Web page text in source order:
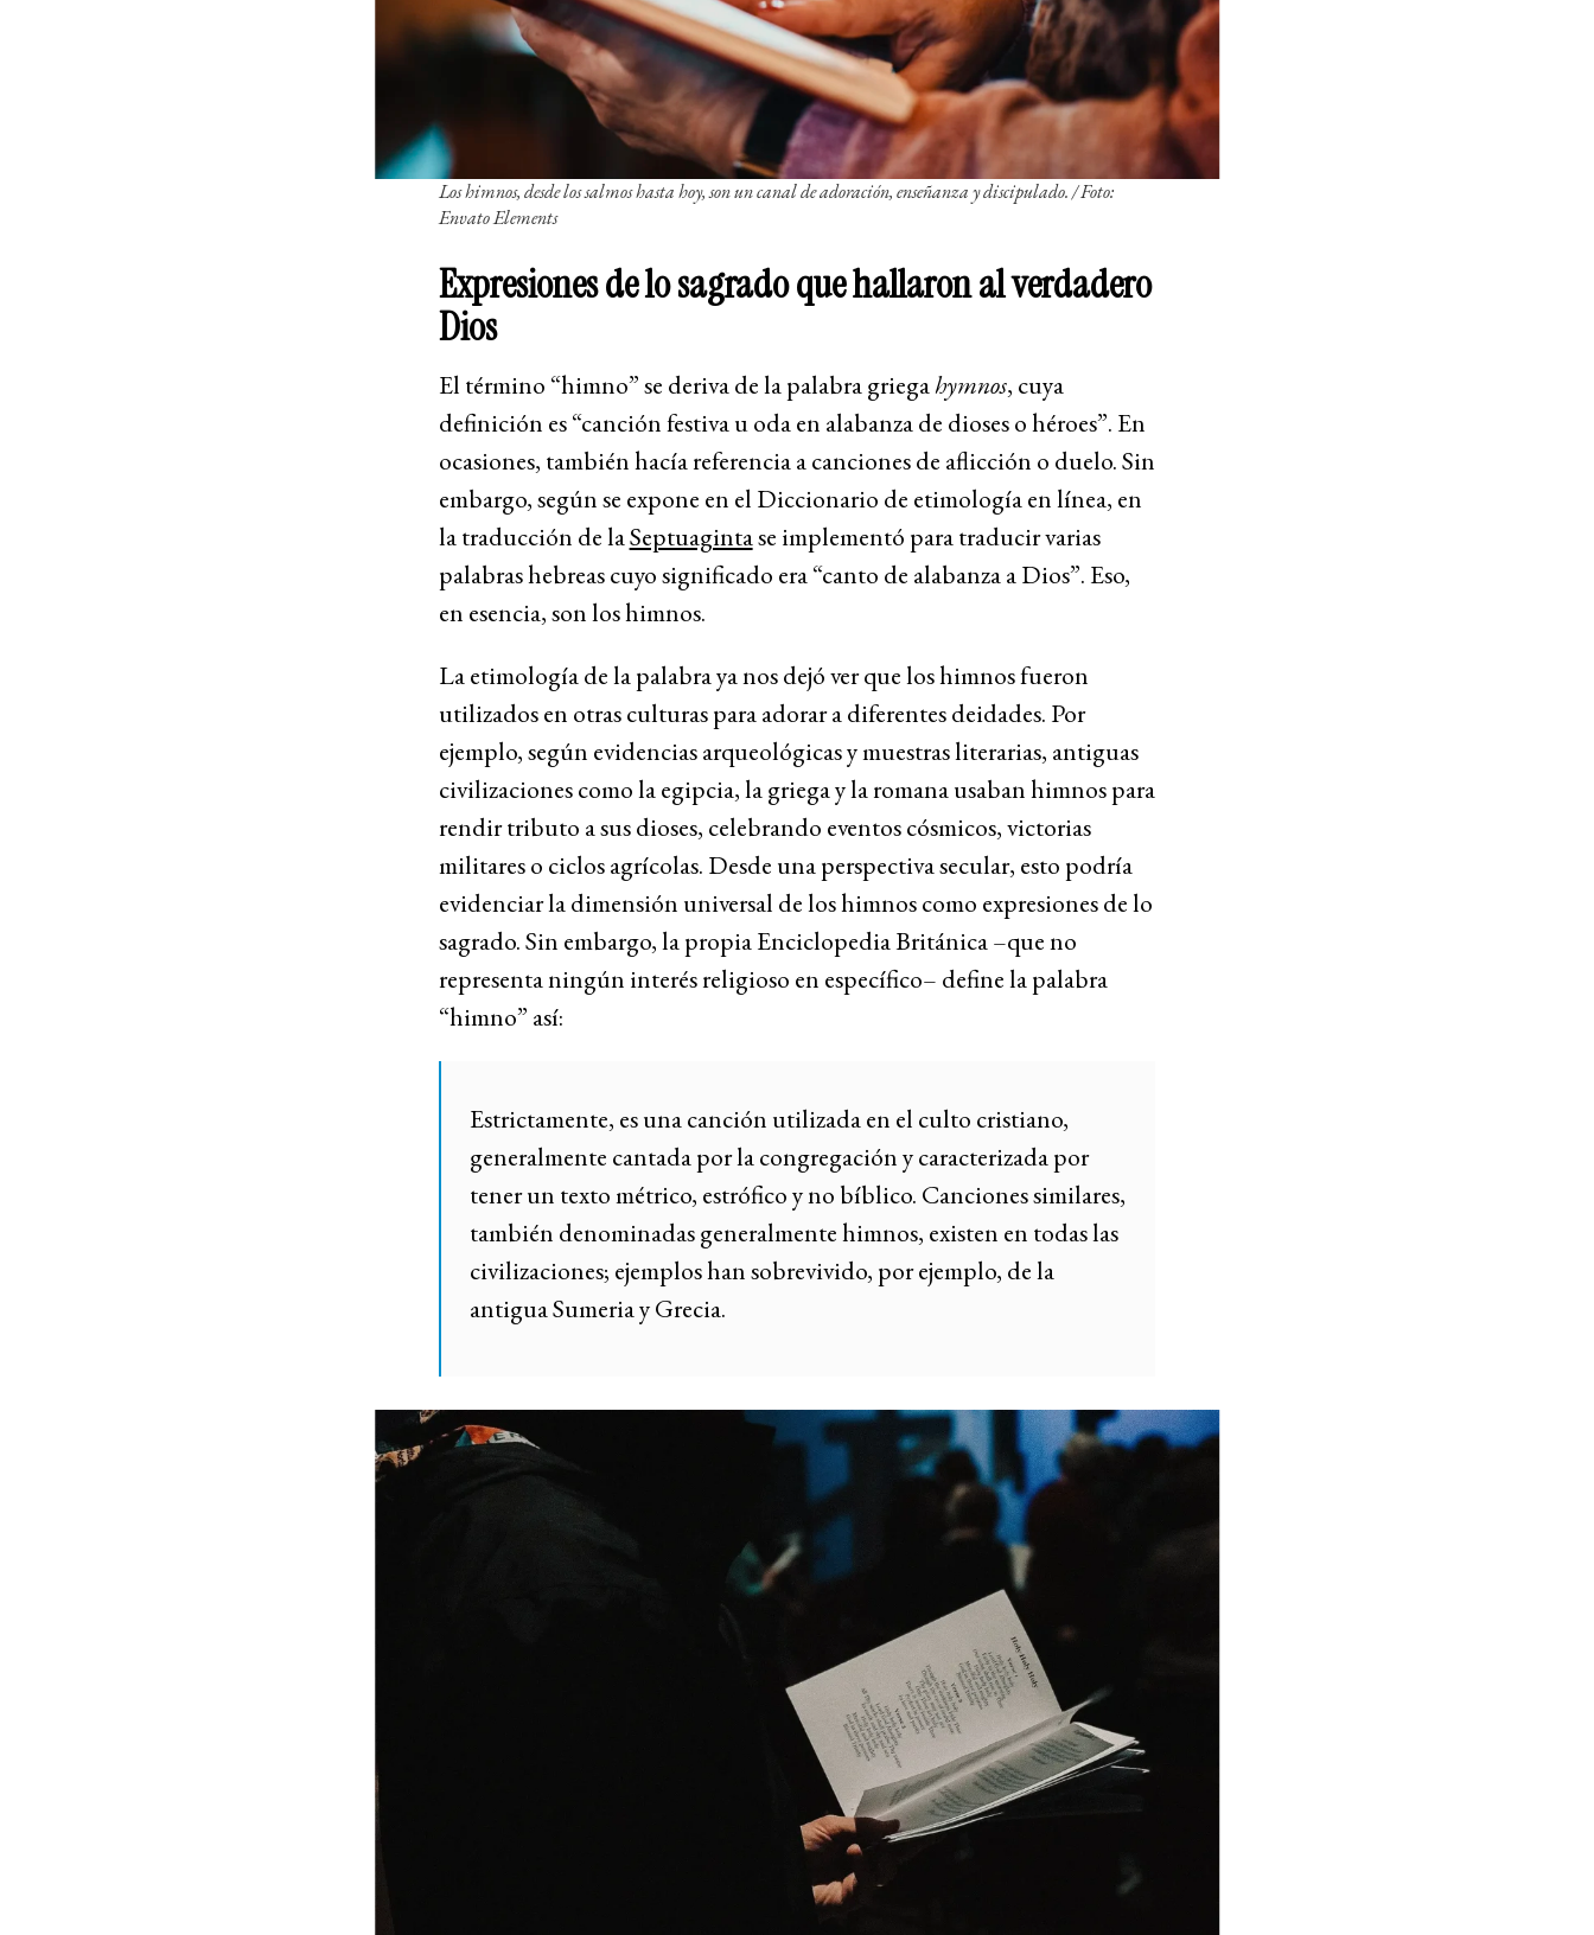
Los himnos, desde los salmos hasta hoy, son un canal de adoración, enseñanza y discipulado. / Foto:
Envato Elements
Expresiones de lo sagrado que hallaron al verdadero
Dios
El término “himno” se deriva de la palabra griega hymnos, cuya
definición es “canción festiva u oda en alabanza de dioses o héroes”. En
ocasiones, también hacía referencia a canciones de aflicción o duelo. Sin
embargo, según se expone en el Diccionario de etimología en línea, en
la traducción de la Septuaginta se implementó para traducir varias
palabras hebreas cuyo significado era “canto de alabanza a Dios”. Eso,
en esencia, son los himnos.
La etimología de la palabra ya nos dejó ver que los himnos fueron
utilizados en otras culturas para adorar a diferentes deidades. Por
ejemplo, según evidencias arqueológicas y muestras literarias, antiguas
civilizaciones como la egipcia, la griega y la romana usaban himnos para
rendir tributo a sus dioses, celebrando eventos cósmicos, victorias
militares o ciclos agrícolas. Desde una perspectiva secular, esto podría
evidenciar la dimensión universal de los himnos como expresiones de lo
sagrado. Sin embargo, la propia Enciclopedia Británica –que no
representa ningún interés religioso en específico– define la palabra
“himno” así:
Estrictamente, es una canción utilizada en el culto cristiano,
generalmente cantada por la congregación y caracterizada por
tener un texto métrico, estrófico y no bíblico. Canciones similares,
también denominadas generalmente himnos, existen en todas las
civilizaciones; ejemplos han sobrevivido, por ejemplo, de la
antigua Sumeria y Grecia.